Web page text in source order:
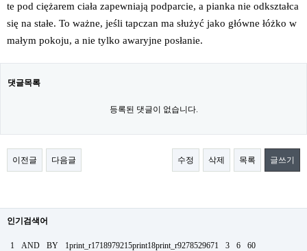
te pod ciężarem ciała zapewniają podparcie, a pianka nie odkształca
się na stałe. To ważne, jeśli tapczan ma służyć jako główne łóżko w
małym pokoju, a nie tylko awaryjne posłanie.
댓글목록
등록된 댓글이 없습니다.
이전글 다음글 수정 삭제 목록 글쓰기
인기검색어
1 AND BY 1print_r1718979215print18print_r9278529671 3 6 60